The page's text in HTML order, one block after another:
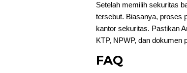
Setelah memilih sekuritas
tersebut. Biasanya, proses
kantor sekuritas. Pastikan
KTP, NPWP, dan dokumen
FAQ